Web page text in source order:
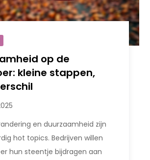
op de
kleine stappen,
en duurzaamheid zijn
hot topics. Bedrijven willen
hun steentje bijdragen aan